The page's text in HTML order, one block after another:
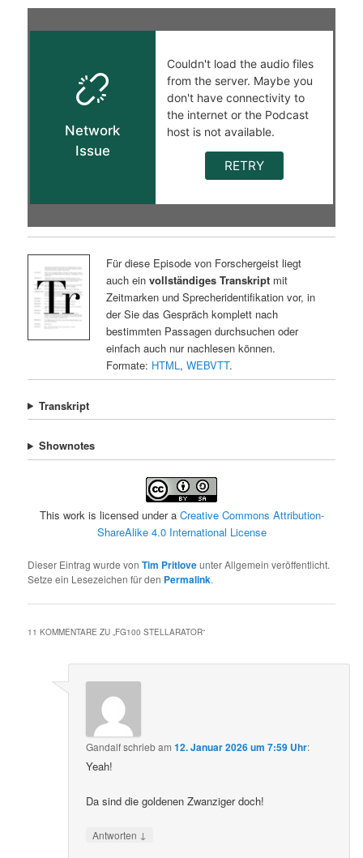
Für diese Episode von Forschergeist liegt
auch ein vollständiges Transkriptmit
Zeitmarken und Sprecheridentifikation vor, in
der Sie das Gespräch komplett nach
bestimmten Passagen durchsuchen oder
einfach auch nur nachlesen können.
Formate: HTML, WEBVTT.
Transkript
Shownotes
This work is licensed under a Creative Commons Attribution-
ShareAlike 4.0 International License
Dieser Eintrag wurde vonTim Pritloveunter Allgemein veröffentlicht.
Setze ein Lesezeichen für den Permalink.
11 KOMMENTARE ZU „FG100 STELLARATOR“
Gandalfschriebam12. Januar 2026 um 7:59 Uhr:
Yeah!
Da sind die goldenen Zwanziger doch!
Antworten ↓